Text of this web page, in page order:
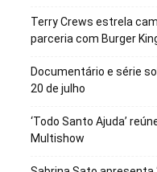
Terry Crews estrela
parceria com Burger
Documentário e série
20 de julho
‘Todo Santo Ajuda’
Multishow